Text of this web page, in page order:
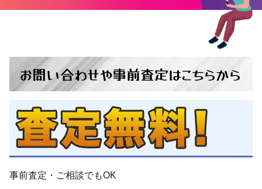
お問い合わせや事前査定はこちらから
事前査定・ご相談でもOK